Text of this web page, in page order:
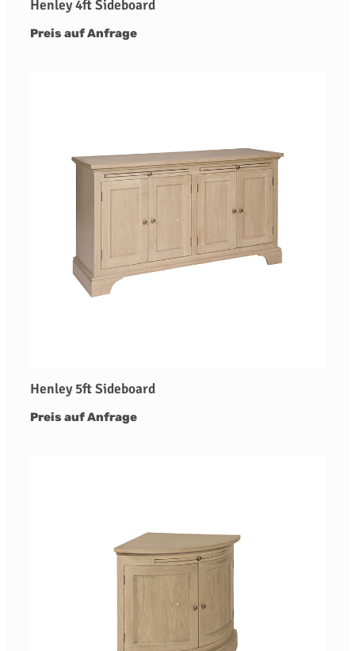
Henley 4ft Sideboard
Preis auf Anfrage
Henley 5ft Sideboard
Preis auf Anfrage